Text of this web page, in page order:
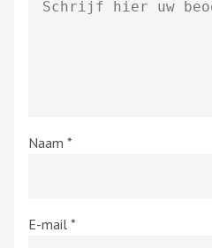
Naam *
E-mail *